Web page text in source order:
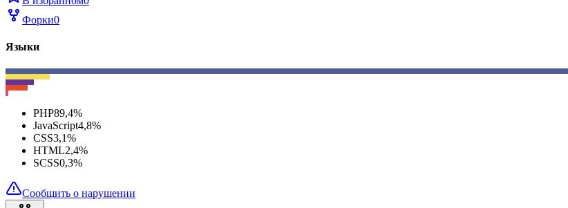
Форки0
Языки
PHP89,4%
JavaScript4,8%
CSS3,1%
HTML2,4%
SCSS0,3%
Сообщить о нарушении